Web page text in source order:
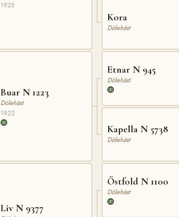
1925
Buar N 1223
Dölehäst
1922
Liv N 9377
Kora
Dölehäst
Etnar N 945
Dölehäst
Kapella N 5738
Dölehäst
Östfold N 1100
Dölehäst